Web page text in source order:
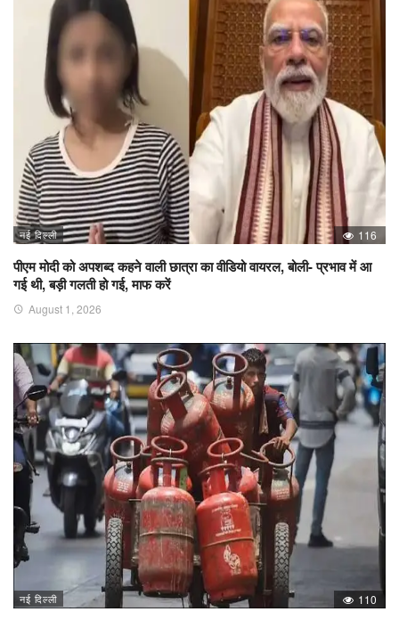
नई दिल्ली 116
पीएम मोदी को अपशब्द कहने वाली छात्रा का वीडियो वायरल, बोली- प्रभाव में आ
गई थी, बड़ी गलती हो गई, माफ करें
August 1, 2026
नई दिल्ली 110